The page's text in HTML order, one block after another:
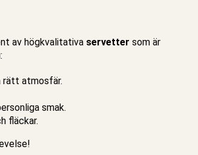
av högkvalitativa servetter som är
rätt atmosfär.
smak.
fläckar.